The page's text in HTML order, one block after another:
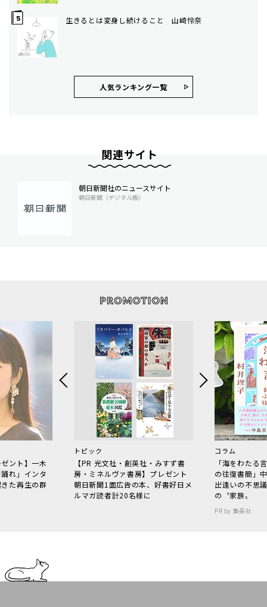
生きるとは変身し続けること 山崎怜奈
人気ランキング⼀覧
関連サイト
朝日新聞社のニュースサイト
朝日新聞（デジタル版）
ント】一木
れ」インタ
た再生の群
トピック
【PR 光文社・創英社・みすず書
房・ミネルヴァ書房】プレゼント
朝日新聞1面広告の本、好書好日メ
ルマガ読者計20名様に
コラム
「海をわた
の往復書簡」
出逢いの不思
の〝家族〟
PR by 集英社